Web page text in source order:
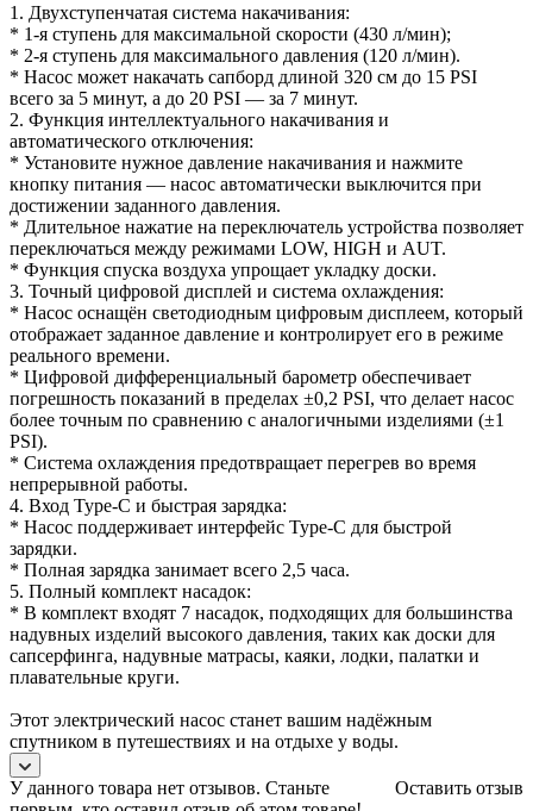
1. Двухступенчатая система накачивания:
* 1-я ступень для максимальной скорости (430 л/мин);
* 2-я ступень для максимального давления (120 л/мин).
* Насос может накачать сапборд длиной 320 см до 15 PSI
всего за 5 минут, а до 20 PSI — за 7 минут.
2. Функция интеллектуального накачивания и
автоматического отключения:
* Установите нужное давление накачивания и нажмите
кнопку питания — насос автоматически выключится при
достижении заданного давления.
* Длительное нажатие на переключатель устройства позволяет
переключаться между режимами LOW, HIGH и AUT.
* Функция спуска воздуха упрощает укладку доски.
3. Точный цифровой дисплей и система охлаждения:
* Насос оснащён светодиодным цифровым дисплеем, который
отображает заданное давление и контролирует его в режиме
реального времени.
* Цифровой дифференциальный барометр обеспечивает
погрешность показаний в пределах ±0,2 PSI, что делает насос
более точным по сравнению с аналогичными изделиями (±1
PSI).
* Система охлаждения предотвращает перегрев во время
непрерывной работы.
4. Вход Type-C и быстрая зарядка:
* Насос поддерживает интерфейс Type-C для быстрой
зарядки.
* Полная зарядка занимает всего 2,5 часа.
5. Полный комплект насадок:
* В комплект входят 7 насадок, подходящих для большинства
надувных изделий высокого давления, таких как доски для
сапсерфинга, надувные матрасы, каяки, лодки, палатки и
плавательные круги.
Этот электрический насос станет вашим надёжным
спутником в путешествиях и на отдыхе у воды.
Оставить отзыв
У данного товара нет отзывов. Станьте